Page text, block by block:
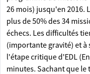
26 mois) jusqu'en 2016.
plus de 50% des 34
échecs. Les difficultés
(importante gravité) et
l'étape critique d'EDL
minutes. Sachant que